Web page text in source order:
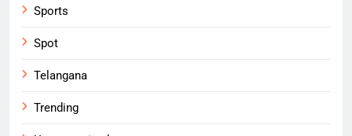
Sports
Spot
Telangana
Trending